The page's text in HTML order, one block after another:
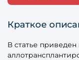
Краткое
В статье